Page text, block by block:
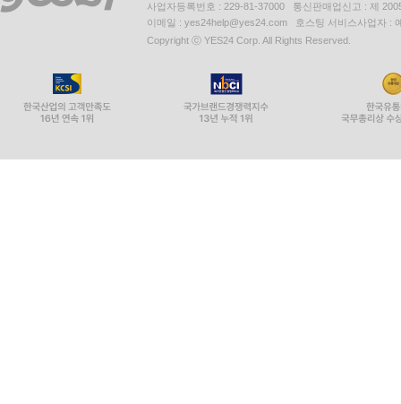
사업자등록번호 : 229-81-37000 통신판매업신고 : 제
이메일 : yes24help@yes24.com 호스팅 서비스사업자 :
Copyright ⓒ YES24 Corp. All Rights Reserved.